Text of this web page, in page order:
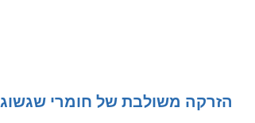
הזרקה משולבת של חומרי שגשוג